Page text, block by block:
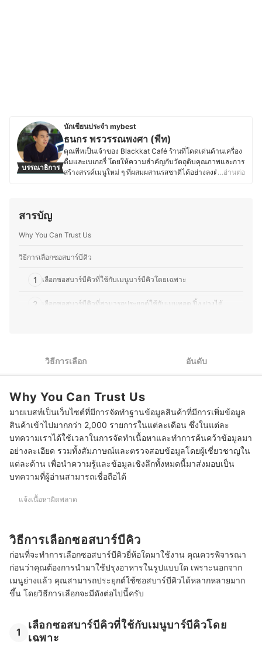
บรรณาธิการ
นักเขียนประจำ mybest
ธนกร พรวรรณพงศา (พีท)
คุณพีทเป็นเจ้าของ Blackkat Café ร้านที่โดดเด่นด้านเครื่อง
ดื่มและเบเกอรี่ โดยให้ความสำคัญกับวัตถุดิบคุณภาพและการ
สร้างสรรค์เมนูใหม่ ๆ ที่ผสมผสานรสชาติได้อย่างลงตัว ด้วย
ที่น่าประทับใจให้ลูกค้า ตั้งแต่การพัฒนาเมนูตามฤดูกาล กา
ลงตัว โดยนอกจากบริหารร้าน คุณพีทยังติดตามเทรนด์อาหาร
อาหาร เบเกอรี่ และการพัฒนาเมนูต่าง ๆ เพื่อให้ผู้ที่สนใจ
ประวัติของ ธนกร พรวรรณพงศา (พีท)
…อ่านต่อ
สารบัญ
Why You Can Trust Us
วิธีการเลือกซอสบาร์บีคิว
1 เลือกซอสบาร์บีคิวที่ใช้กับเมนูบาร์บีคิวโดยเฉพาะ
2 เลือกซอสบาร์บีคิวที่สามารถประยุกต์ใช้กับเมนูทอด ปิ้ง ย่างได้
เลือกซอสบาร์บีคิวเพื่อสุขภาพสำหรับสายเฮลท์ตี้
10 ซอสบาร์บีคิว ยี่ห้อไหนอร่อย สูตรสำเร็จรูป สำหรับเมนูปิ้งย่าง
สูตรซอสบาร์บีคิวแบบทำเองง่าย ๆ ที่บ้าน
บทความที่เกี่ยวข้องกับซอสบาร์บีคิว
วิธีการเลือก อันดับ
Why You Can Trust Us
มายเบสท์เป็นเว็บไซต์ที่มีการจัดทำฐานข้อมูลสินค้าที่มีการเพิ่มข้อมูล
สินค้าเข้าไปมากกว่า 2,000 รายการในแต่ละเดือน ซึ่งในแต่ละ
บทความเราได้ใช้เวลาในการจัดทำเนื้อหาและทำการค้นคว้าข้อมูลมา
อย่างละเอียด รวมทั้งสัมภาษณ์และตรวจสอบข้อมูลโดยผู้เชี่ยวชาญใน
แต่ละด้าน เพื่อนำความรู้และข้อมูลเชิงลึกทั้งหมดนี้มาส่งมอบเป็น
บทความที่ผู้อ่านสามารถเชื่อถือได้
แจ้งเนื้อหาผิดพลาด
วิธีการเลือกซอสบาร์บีคิว
ก่อนที่จะทำการเลือกซอสบาร์บีคิวยี่ห้อใดมาใช้งาน คุณควรพิจารณา
ก่อนว่าคุณต้องการนำมาใช้ปรุงอาหารในรูปแบบใด เพราะนอกจาก
เมนูย่างแล้ว คุณสามารถประยุกต์ใช้ซอสบาร์บีคิวได้หลากหลายมาก
ขึ้น โดยวิธีการเลือกจะมีดังต่อไปนี้ครับ
1
เลือกซอสบาร์บีคิวที่ใช้กับเมนูบาร์บีคิวโดย
เฉพาะ